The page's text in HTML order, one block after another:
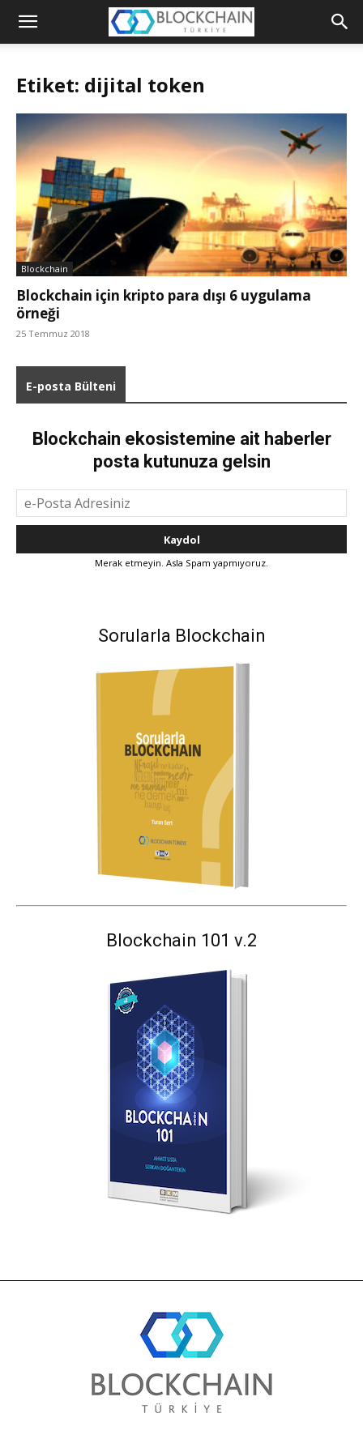
Blockchain
Etiket: dijital token
Blockchain
Blockchain için kripto para dışı 6 uygulama
örneği
25 Temmuz 2018
E-posta Bülteni
Blockchain ekosistemine ait haberler
posta kutunuza gelsin
Merak etmeyin. Asla Spam yapmıyoruz.
Sorularla Blockchain
Blockchain 101 v.2